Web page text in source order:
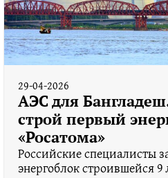
29-04-2026
АЭС для
строй первый
«Росатома»
Российские специалисты
энергоблок строившейся